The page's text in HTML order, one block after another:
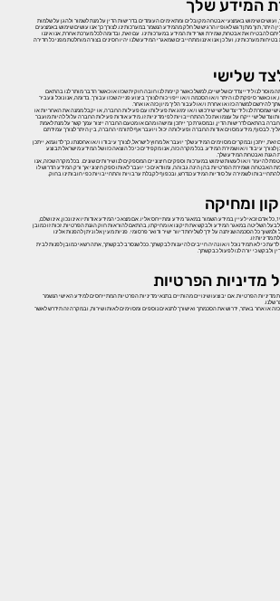
המידע שלך
שימוש באמצעי אבטחה מקובלים ומתאימים העומדים בדרישות הדין על מנת לשמור ולהגן על שלמות
היתר, תוך מתן דגש לאופיו הרגיש של חלק מהמידע הנשמר במערכותינו. לצורך כך אנו עושים שימוש באמצעים
להבטיח את אבטחת, שמירת ושרידות המידע במערכותינו. עם זאת, ובדומה לכל מערכת אחרת, אנו איננו
מערכותינו, ועל כן אנו איננו מתחייבים שמאגרי המידע שלנו יהיו חסינים בצורה מוחלטת מפני כל חדירה
שלישי
לנו לידיי צדדים שלישיים, למשל כאשר קיימת לנו חובה חוקית שכזו או כאשר הדבר מותר לנו בהתאם
כאשר סיפקת לנו היתר ו/או הסכמה ו/או ייפוי כוח לצורך ביצוע פנייה שכזו עבורך. בדומה, אנו נוכל ונעביר
להירשם למשרה כזו או אחרת ו/או לעבור הליך מיון כזה או אחר.
שמסרת לנו לידי צד שלישי שירכוש ו/או ימזג את פעילותו עם פעילות החברה, או יקבל ממנה את האחריות או
צד שלישי ייקח על עצמו את כל ההתחייבויות לפי מדיניות זו. מידע אודות פעילות החברה עלול להיות מועבר
בהתאם לדרישות הדין, ובמסגרת כך ייתכן ומישהו מהם או מטעם החברה ייצור עמך קשר על מנת לאמת
לבסוף, מידע מסוים אודות החברה ופעילותה יכול ויועבר אף לתורמי החברה, בין היתר לצורך עמידתם
ייתכן ובמקרים מסוימים המידע שלך יועבר אל מחוץ לישראל, לצורך עיבודו ו/או אחסנתו. כך לדוגמא, ייתכן
לצורך עיבוד ו/או שמירת המידע. בכל מקרה כזה, אנו מקפידים כי כל הוצאה כזו של המידע מישראל תבוצע
הגנת ואבטחת המידע שלך.
להיעזר ו/או לעשות שימוש במערכות וספקים חיצוניים המספקים לנו שירותים שונים. בכל מקרה שכזה, אנו
ושמירת הפרטיות בהן הינה גבוהה, ומוודאים כי יועבר לאותו ספק חיצוני אך ורק המידע הדרוש לו
לשמירה על סודיות המידע כנדרש, ובכפוף לקבלת ערבויות והתחייבויות כפי חובותינו בחוק.
ומחיקה
על-פי חוק הגנת הפרטיות, התשמ"א – 1981, כל אדם זכאי לעיין במידע השמור במאגר מידע ומתייחס אליו. אם מצא כי המידע אודותיו אינו נכון, אינו שלם,
לבעל השליטה במאגר המידע ולבקש את תיקונו או מחיקתו, בהתאם להוראות חוק הגנת הפרטיות. זכות זו כמובן
כל הסכמה שניתנה על ידך לשליחת דיוור ישיר ודואר פרסומי. פניות מעין אלו ניתן להפנות אלינו
זו.
לדעת כי לא תמיד נוכל ו/או נהיה חייבים להיענות לבקשתך. ככל שנסרב לבקשתך, אתה רשאי כמובן לפנות לבית
כי יורה לנו לפעול כבקשתך.
מדיניות הפרטיות
הפרטיות. אם יבוצעו שינויים מהותיים בתנאי מדיניות הפרטיות המתייחסים למידע האישי הנשמר
שלנו.
כזה או אחר באתר, ידרוש את הסכמתך ואישורך לתנאים נוספים ומסוימים לאותו שירות, ובמקרה זה תידרש לאשר